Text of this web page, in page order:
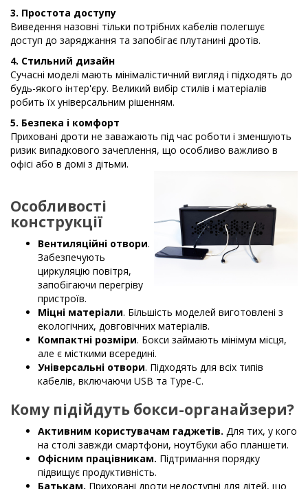
3. Простота доступу
Виведення назовні тільки потрібних кабелів полегшує
доступ до заряджання та запобігає плутанині дротів.
4. Стильний дизайн
Сучасні моделі мають мінімалістичний вигляд і підходять до
будь-якого інтер'єру. Великий вибір стилів і матеріалів
робить їх універсальним рішенням.
5. Безпека і комфорт
Приховані дроти не заважають під час роботи і зменшують
ризик випадкового зачеплення, що особливо важливо в
офісі або в домі з дітьми.
Особливості
конструкції
Вентиляційні отвори.
Забезпечують
циркуляцію повітря,
запобігаючи перегріву
пристроїв.
Міцні матеріали. Більшість моделей виготовлені з
екологічних, довговічних матеріалів.
Компактні розміри. Бокси займають мінімум місця,
але є місткими всередині.
Універсальні отвори. Підходять для всіх типів
кабелів, включаючи USB та Type-C.
Кому підійдуть бокси-органайзери?
Активним користувачам гаджетів. Для тих, у кого
на столі завжди смартфони, ноутбуки або планшети.
Офісним працівникам. Підтримання порядку
підвищує продуктивність.
Батькам. Приховані дроти недоступні для дітей, що